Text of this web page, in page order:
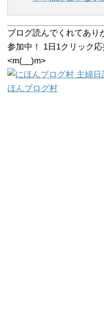
ブログ読んでくれてあり
参加中！ 1日1クリック
<m(__)m>
ほんブログ村